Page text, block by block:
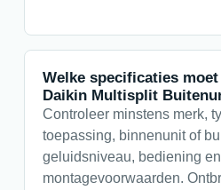
Welke specificaties
Daikin Multisplit
Controleer minstens merk,
toepassing, binnenunit of
geluidsniveau, bediening en
montagevoorwaarden.